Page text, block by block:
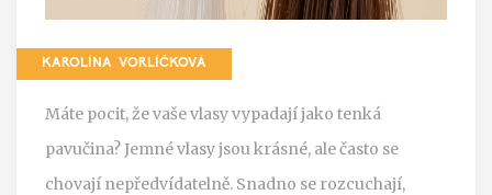
KAROLÍNA VORLÍČKOVÁ
Máte pocit, že vaše vlasy vypadají jako tenká
pavučina? Jemné vlasy jsou krásné, ale často se
chovají nepředvídatelně. Snadno se rozcuchají,